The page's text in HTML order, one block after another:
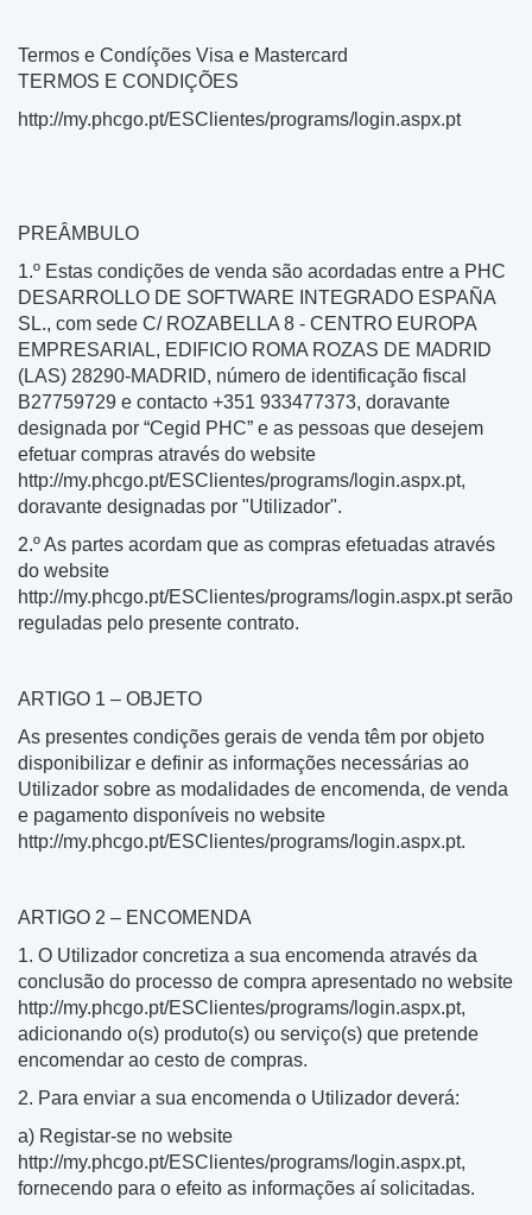
Termos e Condíções Visa e Mastercard
TERMOS E CONDIÇÕES
http://my.phcgo.pt/ESClientes/programs/login.aspx.pt
PREÂMBULO
1.º Estas condições de venda são acordadas entre a PHC
DESARROLLO DE SOFTWARE INTEGRADO ESPAÑA
SL., com sede C/ ROZABELLA 8 - CENTRO EUROPA
EMPRESARIAL, EDIFICIO ROMA ROZAS DE MADRID
(LAS) 28290-MADRID, número de identificação fiscal
B27759729 e contacto +351 933477373, doravante
designada por “Cegid PHC” e as pessoas que desejem
efetuar compras através do website
http://my.phcgo.pt/ESClientes/programs/login.aspx.pt,
doravante designadas por "Utilizador".
2.º As partes acordam que as compras efetuadas através
do website
http://my.phcgo.pt/ESClientes/programs/login.aspx.pt serão
reguladas pelo presente contrato.
ARTIGO 1 – OBJETO
As presentes condições gerais de venda têm por objeto
disponibilizar e definir as informações necessárias ao
Utilizador sobre as modalidades de encomenda, de venda
e pagamento disponíveis no website
http://my.phcgo.pt/ESClientes/programs/login.aspx.pt.
ARTIGO 2 – ENCOMENDA
1. O Utilizador concretiza a sua encomenda através da
conclusão do processo de compra apresentado no website
http://my.phcgo.pt/ESClientes/programs/login.aspx.pt,
adicionando o(s) produto(s) ou serviço(s) que pretende
encomendar ao cesto de compras.
2. Para enviar a sua encomenda o Utilizador deverá:
a) Registar-se no website
http://my.phcgo.pt/ESClientes/programs/login.aspx.pt,
fornecendo para o efeito as informações aí solicitadas.